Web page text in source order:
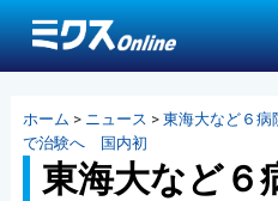
ホーム > ニュース > 東海大など６
で治験へ 国内初
東海大など